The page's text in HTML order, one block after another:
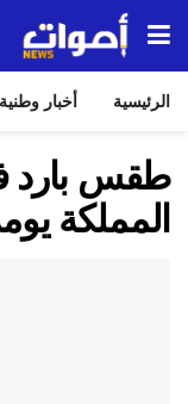
الرئيسية أخبار وطنية
طقس بارد
المملكة